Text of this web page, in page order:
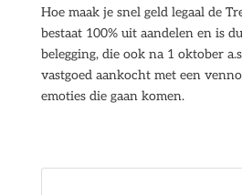
Hoe maak je snel geld legaal de
bestaat 100% uit aandelen en is
belegging, die ook na 1 oktober
vastgoed aankocht met een
emoties die gaan komen.